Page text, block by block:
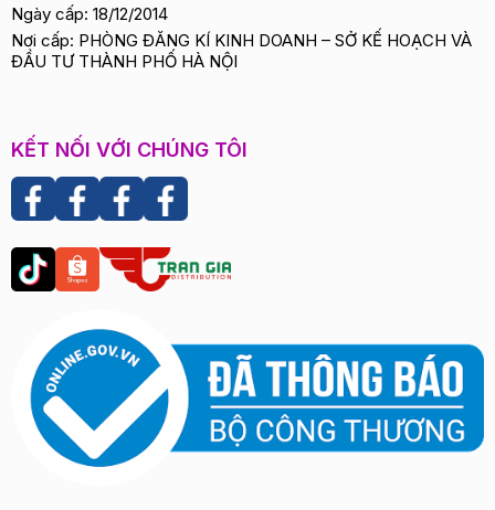
Ngày cấp: 18/12/2014
Nơi cấp: PHÒNG ĐĂNG KÍ KINH DOANH – SỞ KẾ HOẠCH VÀ
ĐẦU TƯ THÀNH PHỐ HÀ NỘI
KẾT NỐI VỚI CHÚNG TÔI